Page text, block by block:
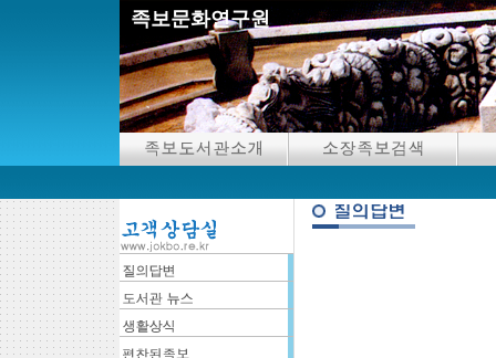
족보문화연구원